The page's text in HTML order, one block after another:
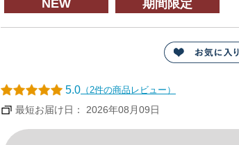
NEW 期間限定
5.0 （2件の商品レビュー）
最短お届け日： 2026年08月09日